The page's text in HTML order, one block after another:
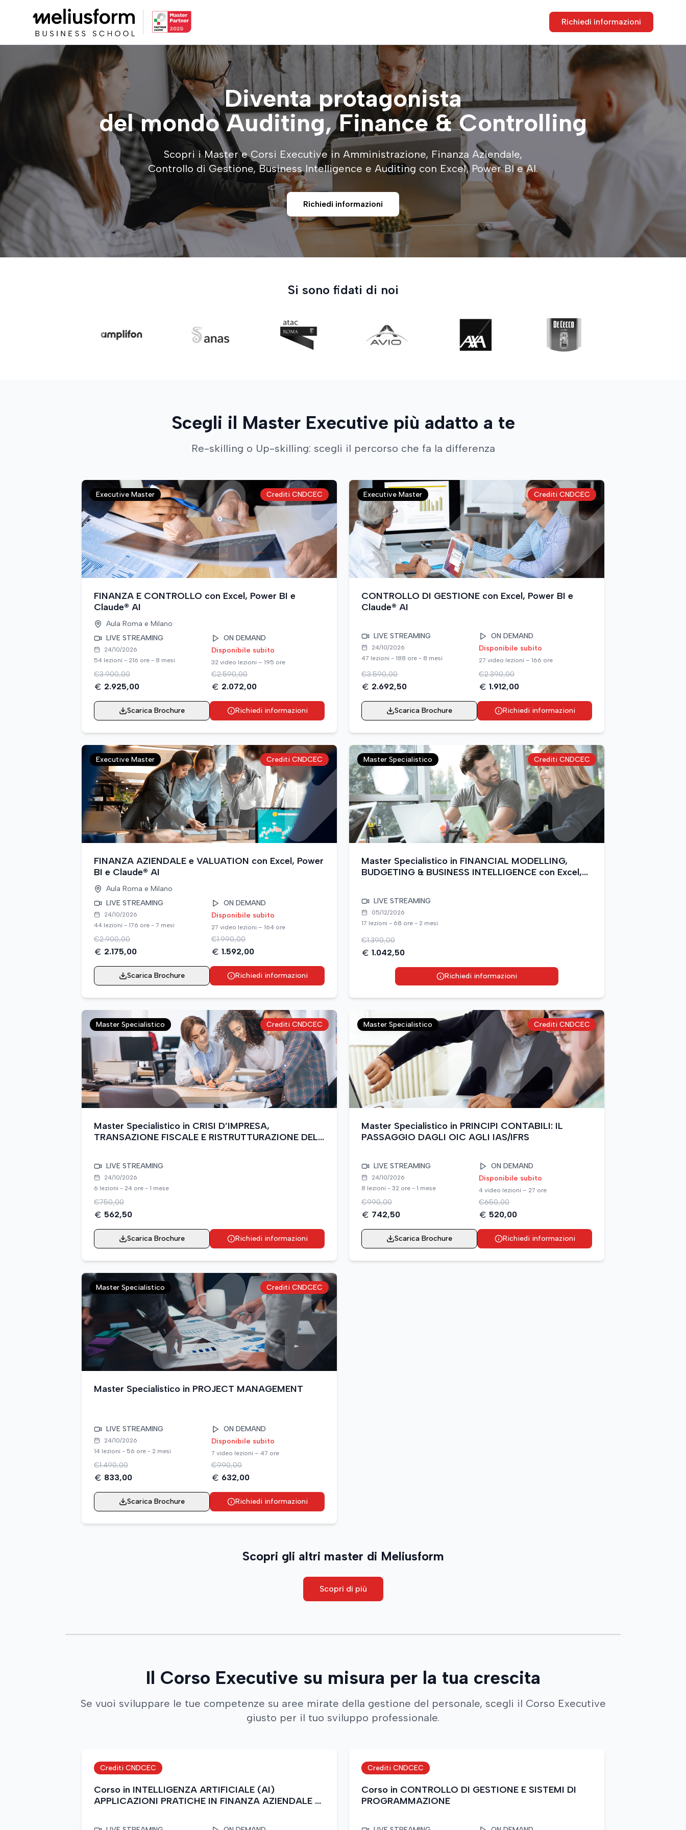
Richiedi informazioni
Diventa protagonista
del mondo Auditing, Finance & Controlling
Scopri i Master e Corsi Executive in Amministrazione, Finanza Aziendale,
Controllo di Gestione, Business Intelligence e Auditing con Excel, Power BI e AI.
Richiedi informazioni
Si sono fidati di noi
Scegli il Master Executive più adatto a te
Re-skilling o Up-skilling: scegli il percorso che fa la differenza
Executive Master Crediti CNDCEC
FINANZA E CONTROLLO con Excel, Power BI e
Claude® AI
Aula Roma e Milano
LIVE STREAMING
24/10/2026
54 lezioni - 216 ore - 8 mesi
€3.900,00
2.925,00
ON DEMAND
Disponibile subito
32 video lezioni – 195 ore
€2.590,00
2.072,00
Scarica Brochure Richiedi informazioni
Executive Master Crediti CNDCEC
CONTROLLO DI GESTIONE con Excel, Power BI e
Claude® AI
LIVE STREAMING
24/10/2026
47 lezioni - 188 ore - 8 mesi
€3.590,00
2.692,50
ON DEMAND
Disponibile subito
27 video lezioni – 166 ore
€2.390,00
1.912,00
Scarica Brochure Richiedi informazioni
Executive Master Crediti CNDCEC
FINANZA AZIENDALE e VALUATION con Excel, Power
BI e Claude® AI
Aula Roma e Milano
LIVE STREAMING
24/10/2026
44 lezioni - 176 ore - 7 mesi
€2.900,00
2.175,00
ON DEMAND
Disponibile subito
27 video lezioni – 164 ore
€1.990,00
1.592,00
Scarica Brochure Richiedi informazioni
Master Specialistico Crediti CNDCEC
Master Specialistico in FINANCIAL MODELLING,
BUDGETING & BUSINESS INTELLIGENCE con Excel,
LIVE STREAMING
05/12/2026
17 lezioni - 68 ore - 2 mesi
€1.390,00
1.042,50
Richiedi informazioni
Master Specialistico Crediti CNDCEC
Master Specialistico in CRISI D’IMPRESA,
TRANSAZIONE FISCALE E RISTRUTTURAZIONE DEL
LIVE STREAMING
24/10/2026
6 lezioni - 24 ore - 1 mese
€750,00
562,50
Scarica Brochure Richiedi informazioni
Master Specialistico Crediti CNDCEC
Master Specialistico in PRINCIPI CONTABILI: IL
PASSAGGIO DAGLI OIC AGLI IAS/IFRS
LIVE STREAMING
24/10/2026
8 lezioni - 32 ore - 1 mese
€990,00
742,50
ON DEMAND
Disponibile subito
4 video lezioni – 27 ore
€650,00
520,00
Scarica Brochure Richiedi informazioni
Master Specialistico Crediti CNDCEC
Master Specialistico in PROJECT MANAGEMENT
LIVE STREAMING
24/10/2026
14 lezioni - 56 ore - 2 mesi
€1.490,00
833,00
ON DEMAND
Disponibile subito
7 video lezioni – 47 ore
€990,00
632,00
Scarica Brochure Richiedi informazioni
Scopri gli altri master di Meliusform
Scopri di più
Il Corso Executive su misura per la tua crescita
Se vuoi sviluppare le tue competenze su aree mirate della gestione del personale, scegli il Corso Executive
giusto per il tuo sviluppo professionale.
Crediti CNDCEC
Corso in INTELLIGENZA ARTIFICIALE (AI)
APPLICAZIONI PRATICHE IN FINANZA AZIENDALE E
Crediti CNDCEC
Corso in CONTROLLO DI GESTIONE E SISTEMI DI
PROGRAMMAZIONE